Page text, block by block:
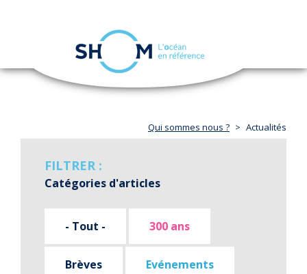
Aller
navigation
Qui sommes nous ? Actualités
FILTRER :
Catégories d'articles
- Tout - 300 ans
Brèves Evénements